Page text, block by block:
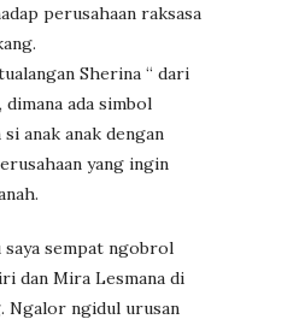
perusahaan raksasa
Sherina “ dari
ada simbol
anak anak dengan
yang ingin
sempat ngobrol
dan Mira Lesmana di
Ngalor ngidul urusan